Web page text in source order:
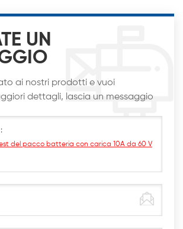
UN
ai nostri prodotti e vuoi
dettagli, lascia un messaggio
del pacco batteria con carica 10A da 60 V